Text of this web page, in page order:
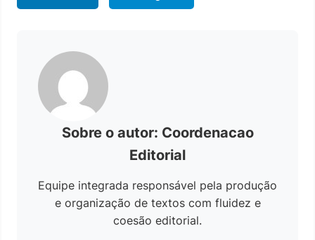
Sobre o autor: Coordenacao
Editorial
Equipe integrada responsável pela produção
e organização de textos com fluidez e
coesão editorial.